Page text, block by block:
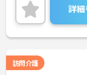
詳
訪問介護